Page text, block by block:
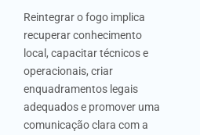
Reintegrar o fogo implica
recuperar conhecimento
local, capacitar técnicos e
operacionais, criar
enquadramentos legais
adequados e promover uma
comunicação clara com a